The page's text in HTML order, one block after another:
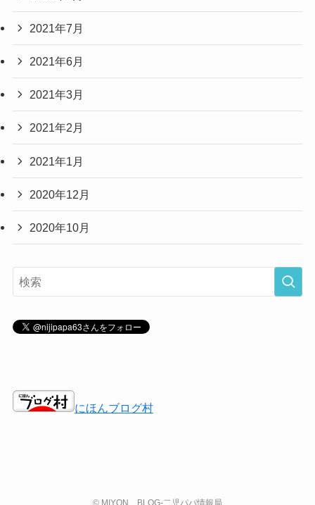
2021年7月
2021年6月
2021年3月
2021年2月
2021年1月
2020年12月
2020年10月
にほんブログ村
© MIYON BLOG-二児パパ情報局